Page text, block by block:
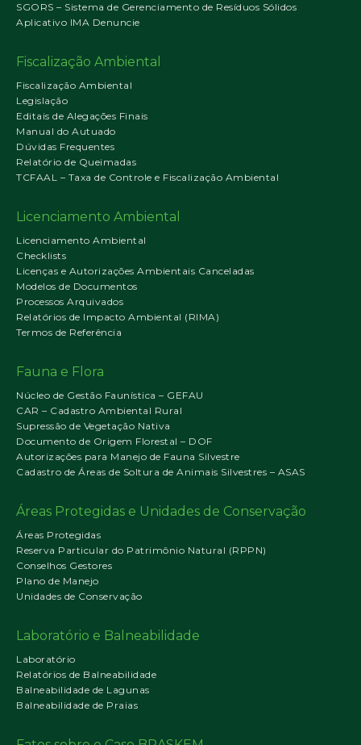
SGORS – Sistema de Gerenciamento de Resíduos Sólidos
Aplicativo IMA Denuncie
Fiscalização Ambiental
Fiscalização Ambiental
Legislação
Editais de Alegações Finais
Manual do Autuado
Dúvidas Frequentes
Relatório de Queimadas
TCFAAL – Taxa de Controle e Fiscalização Ambiental
Licenciamento Ambiental
Licenciamento Ambiental
Checklists
Licenças e Autorizações Ambientais Canceladas
Modelos de Documentos
Processos Arquivados
Relatórios de Impacto Ambiental (RIMA)
Termos de Referência
Fauna e Flora
Núcleo de Gestão Faunística – GEFAU
CAR – Cadastro Ambiental Rural
Supressão de Vegetação Nativa
Documento de Origem Florestal – DOF
Autorizações para Manejo de Fauna Silvestre
Cadastro de Áreas de Soltura de Animais Silvestres – ASAS
Áreas Protegidas e Unidades de Conservação
Áreas Protegidas
Reserva Particular do Patrimônio Natural (RPPN)
Conselhos Gestores
Plano de Manejo
Unidades de Conservação
Laboratório e Balneabilidade
Laboratório
Relatórios de Balneabilidade
Balneabilidade de Lagunas
Balneabilidade de Praias